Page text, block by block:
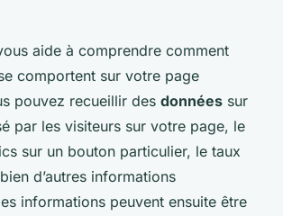
aide à comprendre comment
comportent sur votre page
pouvez recueillir des données sur
par les visiteurs sur votre page, le
sur un bouton particulier, le taux
d’autres informations
informations peuvent ensuite être